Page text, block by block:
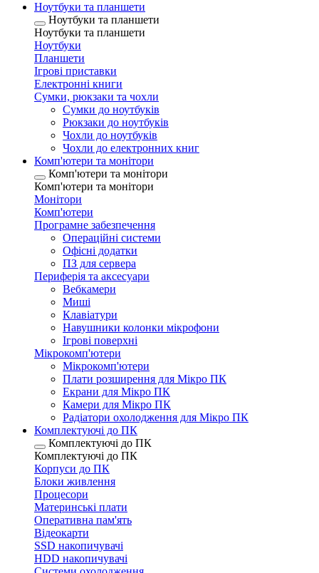
Ноутбуки та планшети
Ноутбуки та планшети
Ноутбуки та планшети
Ноутбуки
Планшети
Ігрові приставки
Електронні книги
Сумки, рюкзаки та чохли
Сумки до ноутбуків
Рюкзаки до ноутбуків
Чохли до ноутбуків
Чохли до електронних книг
Комп'ютери та монітори
Комп'ютери та монітори
Комп'ютери та монітори
Монітори
Комп'ютери
Програмне забезпечення
Операційні системи
Офісні додатки
ПЗ для сервера
Периферія та аксесуари
Вебкамери
Миші
Клавіатури
Навушники колонки мікрофони
Ігрові поверхні
Мікрокомп'ютери
Мікрокомп'ютери
Плати розширення для Мікро ПК
Екрани для Мікро ПК
Камери для Мікро ПК
Радіатори охолодження для Мікро ПК
Комплектуючі до ПК
Комплектуючі до ПК
Комплектуючі до ПК
Корпуси до ПК
Блоки живлення
Процесори
Материнські плати
Оперативна пам'ять
Відеокарти
SSD накопичувачі
HDD накопичувачі